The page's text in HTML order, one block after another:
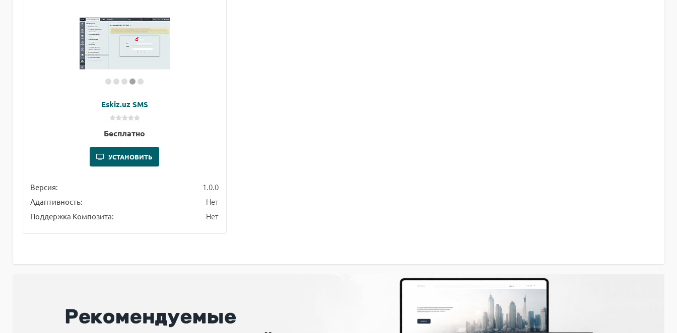
Eskiz.uz SMS
Бесплатно
УСТАНОВИТЬ
Версия: 1.0.0
Адаптивность: Нет
Поддержка Композита: Нет